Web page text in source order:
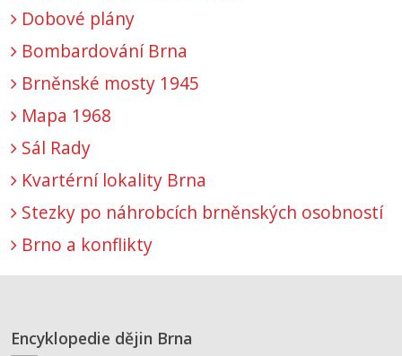
Dobové plány
Bombardování Brna
Brněnské mosty 1945
Mapa 1968
Sál Rady
Kvartérní lokality Brna
Stezky po náhrobcích brněnských osobností
Brno a konflikty
Encyklopedie dějin Brna